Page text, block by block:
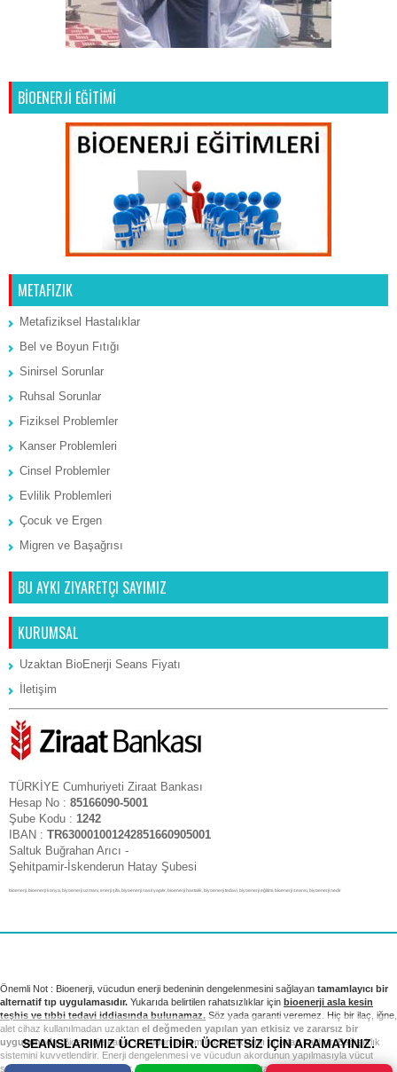
BİOENERJİ EĞİTİMİ
METAFIZIK
Metafiziksel Hastalıklar
Bel ve Boyun Fıtığı
Sinirsel Sorunlar
Ruhsal Sorunlar
Fiziksel Problemler
Kanser Problemleri
Cinsel Problemler
Evlilik Problemleri
Çocuk ve Ergen
Migren ve Başağrısı
BU AYKI ZIYARETÇI SAYIMIZ
KURUMSAL
Uzaktan BioEnerji Seans Fiyatı
İletişim
TÜRKİYE Cumhuriyeti Ziraat Bankası
Hesap No : 85166090-5001
Şube Kodu : 1242
IBAN : TR630001001242851660905001
Saltuk Buğrahan Arıcı -
Şehitpamir-İskenderun Hatay Şubesi
bioenerji, bioenerji konya, biyoenerji uzmanı, enerji şifa, biyoenerji nasıl yapılır, bioenerji hastalık, biyoenerji tedavi, biyoenerji eğitimi, bioenerji seansı, biyoenerji nedir
SEANSLARIMIZ ÜCRETLİDİR. ÜCRETSİZ İÇİN ARAMAYINIZ.
Önemli Not : Bioenerji, vücudun enerji bedeninin dengelenmesini sağlayan tamamlayıcı bir
alternatif tıp uygulamasıdır. Yukarıda belirtilen rahatsızlıklar için bioenerji asla kesin
teşhis ve tıbbi tedavi iddiasında bulunamaz. Söz yada garanti veremez. Hiç bir ilaç, iğne,
alet cihaz kullanılmadan uzaktan el değmeden yapılan yan etkisiz ve zararsız bir
uygulamadır.Bioenerji seansı vücudun sistem bozukluklarını ortadan kaldırır. Bağışıklık
sistemini kuvvetlendirir. Enerji dengelenmesi ve vücudun akordunun yapılmasıyla vücut
sağlıklı sistemini yeniden kurar. Tıbbi tedavi ve kontrollerinizi takip etmek sizin